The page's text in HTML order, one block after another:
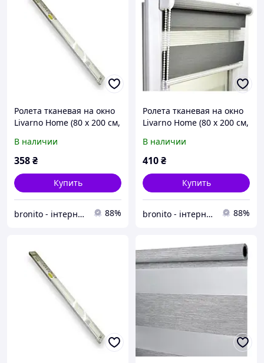
Ролета тканевая на окно
Livarno Home (80 x 200 см,
В наличии
358₴
Купить
bronito - інтернет-магазин із широким асортиментом 88%
Ролета тканевая на окно
Livarno Home (80 x 200 см,
В наличии
410₴
Купить
bronito - інтернет-магазин із широким асортиментом 88%